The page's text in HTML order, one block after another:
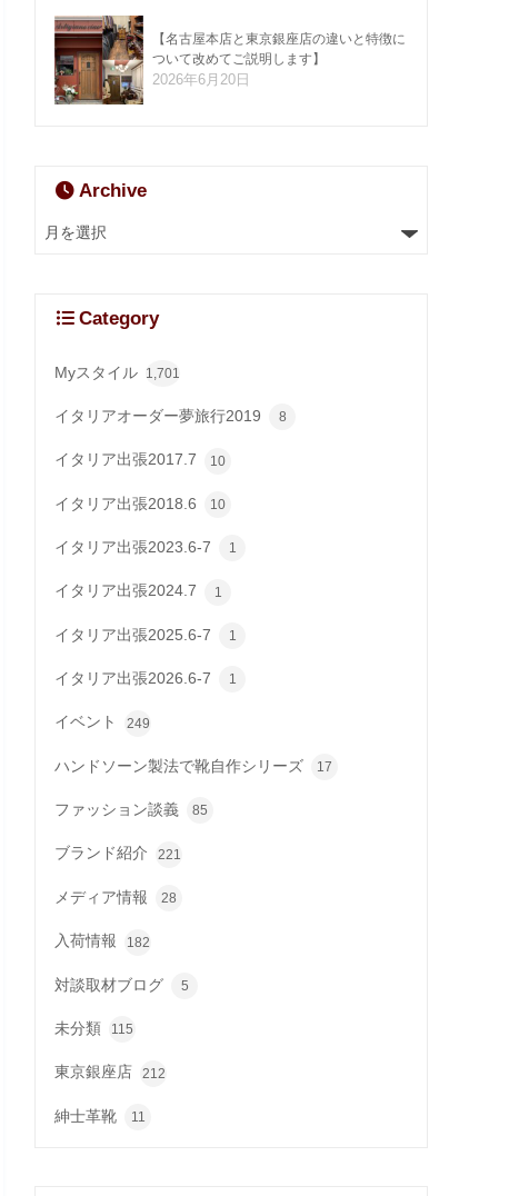
【名古屋本店と東京銀座店の違いと特徴に
ついて改めてご説明します】
2026年6月20日
Archive
Category
Myスタイル 1,701
イタリアオーダー夢旅行2019 8
イタリア出張2017.7 10
イタリア出張2018.6 10
イタリア出張2023.6-7 1
イタリア出張2024.7 1
イタリア出張2025.6-7 1
イタリア出張2026.6-7 1
イベント 249
ハンドソーン製法で靴自作シリーズ 17
ファッション談義 85
ブランド紹介 221
メディア情報 28
入荷情報 182
対談取材ブログ 5
未分類 115
東京銀座店 212
紳士革靴 11